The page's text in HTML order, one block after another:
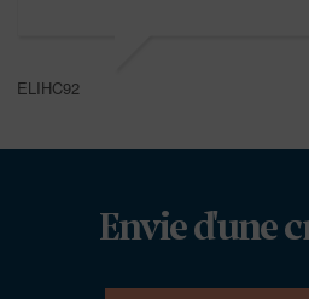
ELIHC92
Envie d'une